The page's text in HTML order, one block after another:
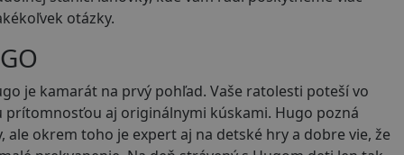
otázky.
je kamarát na prvý pohľad. Vaše ratolesti poteší vo
aj originálnymi kúskami. Hugo pozná
ale okrem toho je expert aj na detské hry a dobre vie, že